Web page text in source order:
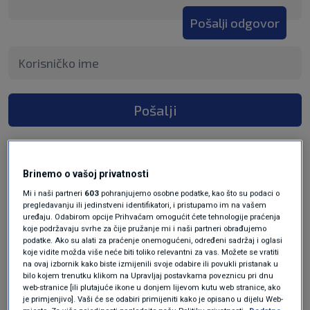
Pošalji odgovor
Pošalji
Oglas
Brinemo o vašoj privatnosti
Mi i naši partneri 603 pohranjujemo osobne podatke, kao što su podaci o
pregledavanju ili jedinstveni identifikatori, i pristupamo im na vašem
uređaju. Odabirom opcije Prihvaćam omogućit ćete tehnologije praćenja
koje podržavaju svrhe za čije pružanje mi i naši partneri obrađujemo
podatke. Ako su alati za praćenje onemogućeni, određeni sadržaj i oglasi
koje vidite možda više neće biti toliko relevantni za vas. Možete se vratiti
na ovaj izbornik kako biste izmijenili svoje odabire ili povukli pristanak u
bilo kojem trenutku klikom na Upravljaj postavkama poveznicu pri dnu
web-stranice [ili plutajuće ikone u donjem lijevom kutu web stranice, ako
je primjenjivo]. Vaši će se odabiri primijeniti kako je opisano u dijelu Web-